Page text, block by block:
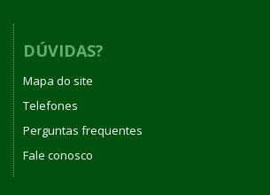
DÚVIDAS?
Mapa do site
Telefones
Perguntas frequentes
Fale conosco